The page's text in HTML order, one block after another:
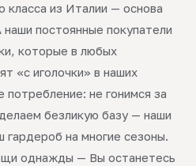
класса из Италии — основа
постоянные покупатели
которые в любых
«с иголочки» в наших
не гонимся за
безликую базу — наши
на многие сезоны.
однажды — Вы останетесь